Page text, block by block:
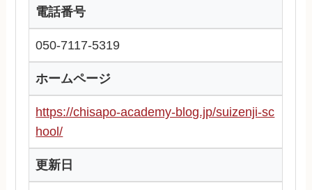
電話番号
050-7117-5319
ホームページ
https://chisapo-academy-blog.jp/suizenji-sc
hool/
更新日